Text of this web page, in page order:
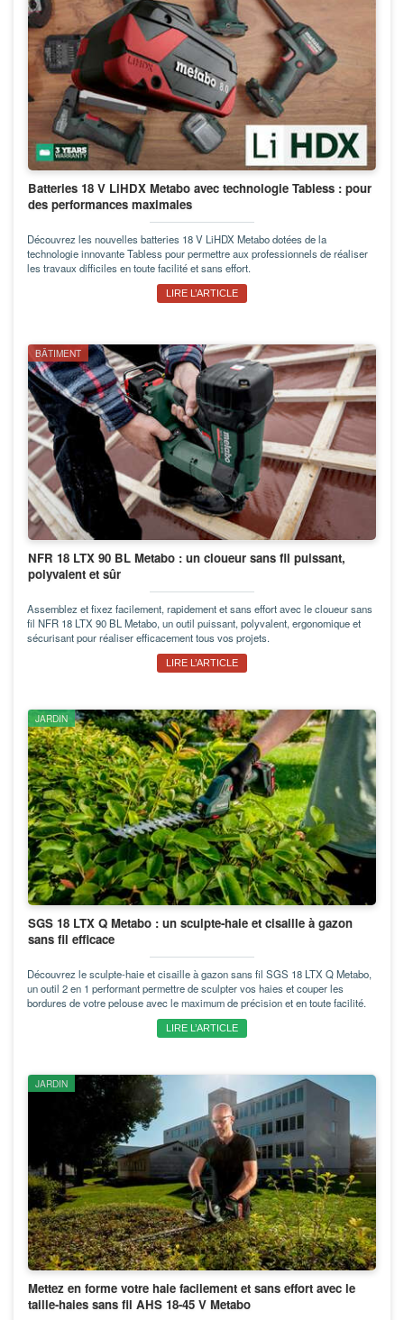
Batteries 18 V LiHDX Metabo avec technologie Tabless : pour
des performances maximales
Découvrez les nouvelles batteries 18 V LiHDX Metabo dotées de la
technologie innovante Tabless pour permettre aux professionnels de réaliser
les travaux difficiles en toute facilité et sans effort.
LIRE L’ARTICLE
BÂTIMENT
NFR 18 LTX 90 BL Metabo : un cloueur sans fil puissant,
polyvalent et sûr
Assemblez et fixez facilement, rapidement et sans effort avec le cloueur sans
fil NFR 18 LTX 90 BL Metabo, un outil puissant, polyvalent, ergonomique et
sécurisant pour réaliser efficacement tous vos projets.
LIRE L’ARTICLE
JARDIN
SGS 18 LTX Q Metabo : un sculpte-haie et cisaille à gazon
sans fil efficace
Découvrez le sculpte-haie et cisaille à gazon sans fil SGS 18 LTX Q Metabo,
un outil 2 en 1 performant permettre de sculpter vos haies et couper les
bordures de votre pelouse avec le maximum de précision et en toute facilité.
LIRE L’ARTICLE
JARDIN
Mettez en forme votre haie facilement et sans effort avec le
taille-haies sans fil AHS 18-45 V Metabo